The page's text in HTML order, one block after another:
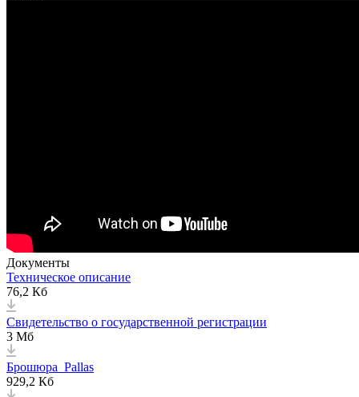
Документы
Техническое описание
76,2 Кб
Свидетельство о государственной регистрации
3 Мб
Брошюра_Pallas
929,2 Кб